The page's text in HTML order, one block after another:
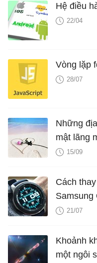
Hệ điều
22/04
Vòng lặp
28/07
Những
mật lãng
15/09
Cách
Samsung
21/07
Khoảnh
một ngôi